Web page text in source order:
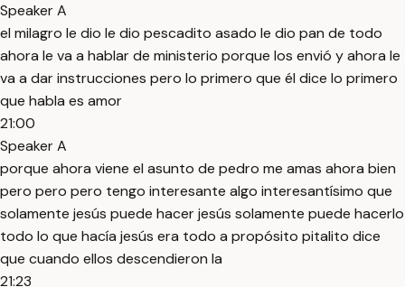
Speaker A
el milagro le dio le dio pescadito asado le dio pan de todo
ahora le va a hablar de ministerio porque los envió y ahora le
va a dar instrucciones pero lo primero que él dice lo primero
que habla es amor
21:00
Speaker A
porque ahora viene el asunto de pedro me amas ahora bien
pero pero pero tengo interesante algo interesantísimo que
solamente jesús puede hacer jesús solamente puede hacerlo
todo lo que hacía jesús era todo a propósito pitalito dice
que cuando ellos descendieron la
21:23